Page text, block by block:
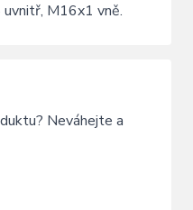
M16x1 vně.
Neváhejte a